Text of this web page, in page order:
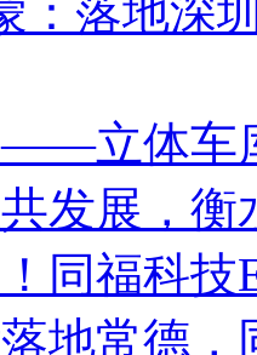
：落地深
立体车
发展，
同福科技
地常德